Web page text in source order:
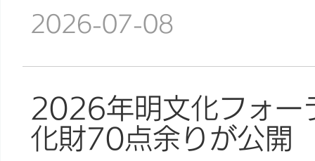
2026-07-08
2026年明文化フォー
化財70点余りが公開